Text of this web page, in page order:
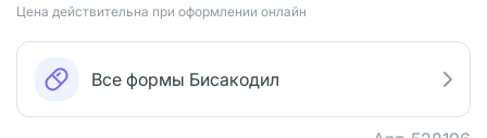
Цена действительна при оформлении онлайн
Все формы Бисакодил